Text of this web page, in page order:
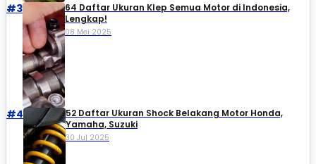
#3
64 Daftar Ukuran Klep Semua Motor di Indonesia,
Lengkap!
08 Mei 2025
#4
52 Daftar Ukuran Shock Belakang Motor Honda,
Yamaha, Suzuki​
30 Jul 2025